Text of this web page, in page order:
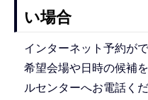
い場合
インターネット予約が
希望会場や日時の候補
ルセンターへお電話くだ